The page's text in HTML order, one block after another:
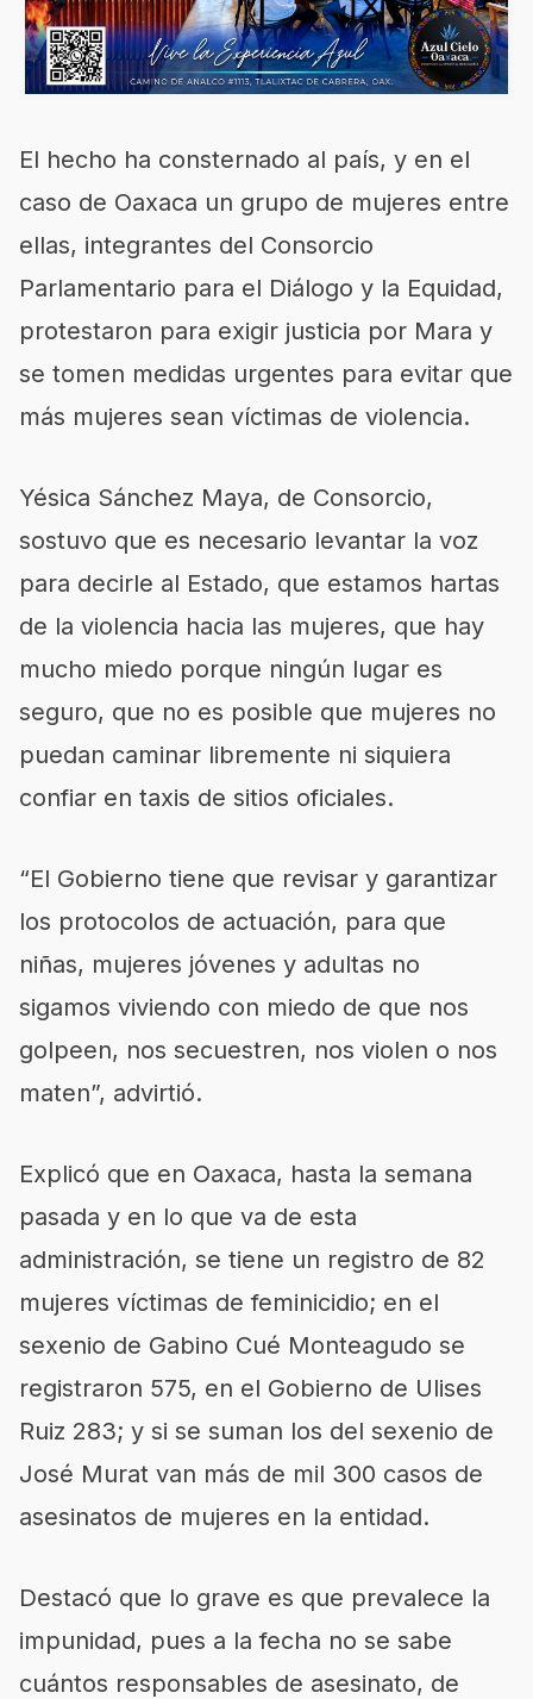
El hecho ha consternado al país, y en el
caso de Oaxaca un grupo de mujeres entre
ellas, integrantes del Consorcio
Parlamentario para el Diálogo y la Equidad,
protestaron para exigir justicia por Mara y
se tomen medidas urgentes para evitar que
más mujeres sean víctimas de violencia.
Yésica Sánchez Maya, de Consorcio,
sostuvo que es necesario levantar la voz
para decirle al Estado, que estamos hartas
de la violencia hacia las mujeres, que hay
mucho miedo porque ningún lugar es
seguro, que no es posible que mujeres no
puedan caminar libremente ni siquiera
confiar en taxis de sitios oficiales.
“El Gobierno tiene que revisar y garantizar
los protocolos de actuación, para que
niñas, mujeres jóvenes y adultas no
sigamos viviendo con miedo de que nos
golpeen, nos secuestren, nos violen o nos
maten”, advirtió.
Explicó que en Oaxaca, hasta la semana
pasada y en lo que va de esta
administración, se tiene un registro de 82
mujeres víctimas de feminicidio; en el
sexenio de Gabino Cué Monteagudo se
registraron 575, en el Gobierno de Ulises
Ruiz 283; y si se suman los del sexenio de
José Murat van más de mil 300 casos de
asesinatos de mujeres en la entidad.
Destacó que lo grave es que prevalece la
impunidad, pues a la fecha no se sabe
cuántos responsables de asesinato, de